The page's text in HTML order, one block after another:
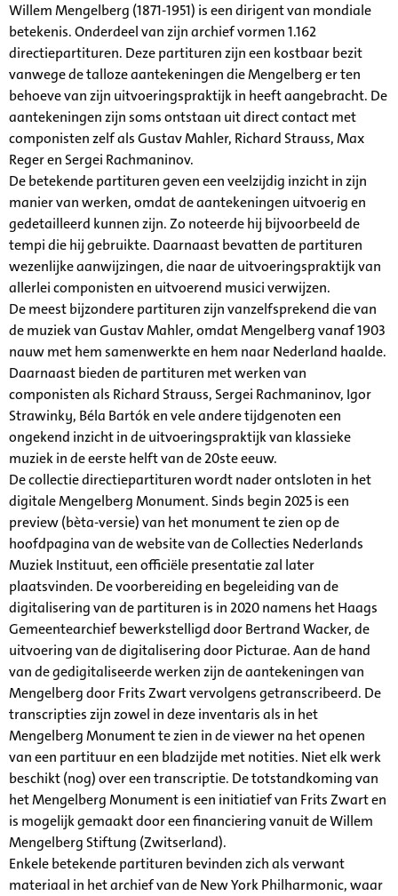
Willem Mengelberg (1871-1951) is een dirigent van mondiale
betekenis. Onderdeel van zijn archief vormen 1.162
directiepartituren. Deze partituren zijn een kostbaar bezit
vanwege de talloze aantekeningen die Mengelberg er ten
behoeve van zijn uitvoeringspraktijk in heeft aangebracht. De
aantekeningen zijn soms ontstaan uit direct contact met
componisten zelf als Gustav Mahler, Richard Strauss, Max
Reger en Sergei Rachmaninov.
De betekende partituren geven een veelzijdig inzicht in zijn
manier van werken, omdat de aantekeningen uitvoerig en
gedetailleerd kunnen zijn. Zo noteerde hij bijvoorbeeld de
tempi die hij gebruikte. Daarnaast bevatten de partituren
wezenlijke aanwijzingen, die naar de uitvoeringspraktijk van
allerlei componisten en uitvoerend musici verwijzen.
De meest bijzondere partituren zijn vanzelfsprekend die van
de muziek van Gustav Mahler, omdat Mengelberg vanaf 1903
nauw met hem samenwerkte en hem naar Nederland haalde.
Daarnaast bieden de partituren met werken van
componisten als Richard Strauss, Sergei Rachmaninov, Igor
Strawinky, Béla Bartók en vele andere tijdgenoten een
ongekend inzicht in de uitvoeringspraktijk van klassieke
muziek in de eerste helft van de 20ste eeuw.
De collectie directiepartituren wordt nader ontsloten in het
digitale Mengelberg Monument. Sinds begin 2025 is een
preview (bèta-versie) van het monument te zien op de
hoofdpagina van de website van de Collecties Nederlands
Muziek Instituut, een officiële presentatie zal later
plaatsvinden. De voorbereiding en begeleiding van de
digitalisering van de partituren is in 2020 namens het Haags
Gemeentearchief bewerkstelligd door Bertrand Wacker, de
uitvoering van de digitalisering door Picturae. Aan de hand
van de gedigitaliseerde werken zijn de aantekeningen van
Mengelberg door Frits Zwart vervolgens getranscribeerd. De
transcripties zijn zowel in deze inventaris als in het
Mengelberg Monument te zien in de viewer na het openen
van een partituur en een bladzijde met notities. Niet elk werk
beschikt (nog) over een transcriptie. De totstandkoming van
het Mengelberg Monument is een initiatief van Frits Zwart en
is mogelijk gemaakt door een financiering vanuit de Willem
Mengelberg Stiftung (Zwitserland).
Enkele betekende partituren bevinden zich als verwant
materiaal in het archief van de New York Philharmonic, waar